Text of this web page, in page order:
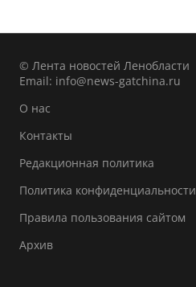
© Лента новостей Ленобласти
Email: info@news-gatchina.ru
О нас
Контакты
Редакционная политика
Политика конфиденциальности
Правила пользования сайтом
Архив